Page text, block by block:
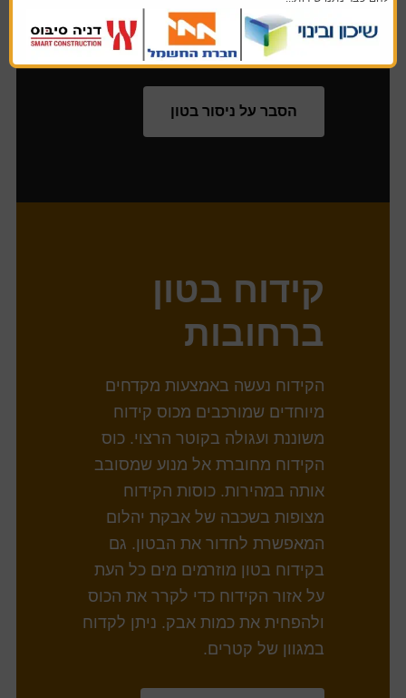
הדיסק ולמנוע אבק. ניסור בטון
מתאים לחיתוכים בקו ישר.
הסבר על ניסור בטון
קידוח בטון
ברחובות
הקידוח נעשה באמצעות מקדחים
מיוחדים שמורכבים מכוס קידוח
משוננת ועגולה בקוטר הרצוי. כוס
הקידוח מחוברת אל מנוע שמסובב
אותה במהירות. כוסות הקידוח
מצופות בשכבה של אבקת יהלום
המאפשרת לחדור את הבטון. גם
בקידוח בטון מוזרמים מים כל העת
על אזור הקידוח כדי לקרר את הכוס
ולהפחית את כמות אבק. ניתן לקדוח
במגוון של קטרים.